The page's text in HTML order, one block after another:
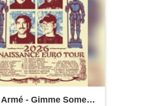
- Gimme Some